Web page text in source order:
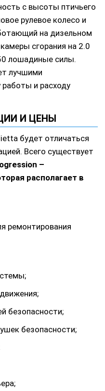
с высоты птичьего
рулевое колесо и
на дизельном
сгорания на 2.0
лошадиные силы.
лучшими
и расходу
И ЦЕНЫ
будет отличаться
Всего существует
–
располагает в
ремонтирования
безопасности;
безопасности;